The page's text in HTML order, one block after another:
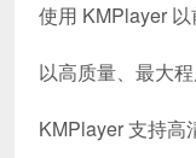
使用 KMPlayer
以高质量、最大
KMPlayer 支持高